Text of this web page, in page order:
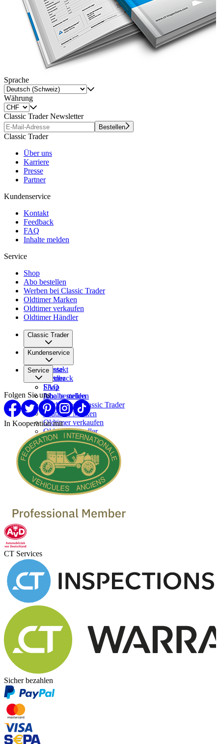
Sprache
Währung
Classic Trader Newsletter
Bestellen
Classic Trader
Über uns
Karriere
Presse
Partner
Kundenservice
Kontakt
Feedback
FAQ
Inhalte melden
Service
Shop
Abo bestellen
Werben bei Classic Trader
Oldtimer Marken
Oldtimer verkaufen
Oldtimer Händler
Classic Trader
Über uns
Karriere
Presse
Partner
Kundenservice
Kontakt
Feedback
FAQ
Inhalte melden
Service
Shop
Abo bestellen
Werben bei Classic Trader
Oldtimer Marken
Oldtimer verkaufen
Oldtimer Händler
Folgen Sie uns
In Kooperation mit
CT Services
Sicher bezahlen